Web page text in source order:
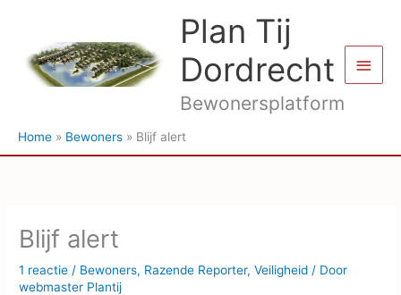
inhoud
Plan Tij
Dordrecht
Bewonersplatform
Home Bewoners Blijf alert
Blijf alert
1 reactie / Bewoners, Razende Reporter,Veiligheid / Door
webmaster Plantij